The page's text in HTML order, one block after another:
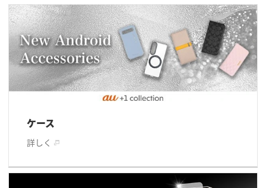
ケース
詳しく